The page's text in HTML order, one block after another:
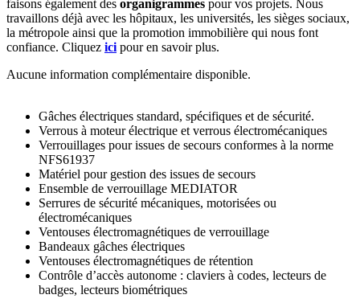
faisons également des organigrammes pour vos projets. Nous
travaillons déjà avec les hôpitaux, les universités, les sièges sociaux,
la métropole ainsi que la promotion immobilière qui nous font
confiance. Cliquez ici pour en savoir plus.
Aucune information complémentaire disponible.
Gâches électriques standard, spécifiques et de sécurité.
Verrous à moteur électrique et verrous électromécaniques
Verrouillages pour issues de secours conformes à la norme
NFS61937
Matériel pour gestion des issues de secours
Ensemble de verrouillage MEDIATOR
Serrures de sécurité mécaniques, motorisées ou
électromécaniques
Ventouses électromagnétiques de verrouillage
Bandeaux gâches électriques
Ventouses électromagnétiques de rétention
Contrôle d’accès autonome : claviers à codes, lecteurs de
badges, lecteurs biométriques